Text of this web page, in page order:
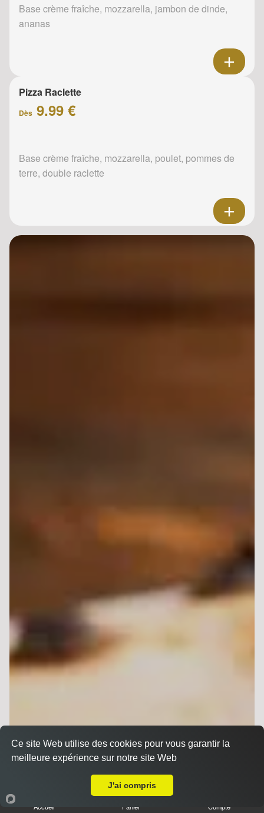
Base crème fraîche, mozzarella, jambon de dinde,
ananas
Pizza Raclette
Dès 9.99 €
Base crème fraîche, mozzarella, poulet, pommes de
terre, double raclette
Accueil Panier Compte
Ce site Web utilise des cookies pour vous garantir la
meilleure expérience sur notre site Web
J'ai compris